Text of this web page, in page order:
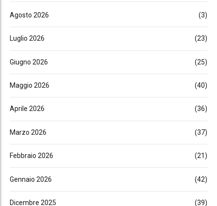
Agosto 2026 (3)
Luglio 2026 (23)
Giugno 2026 (25)
Maggio 2026 (40)
Aprile 2026 (36)
Marzo 2026 (37)
Febbraio 2026 (21)
Gennaio 2026 (42)
Dicembre 2025 (39)